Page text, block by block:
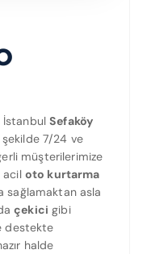
İstanbulSefaköy
şekilde 7/24 ve
müşterilerimize
acil oto kurtarma
sağlamaktan asla
çekici gibi
destekte
halde